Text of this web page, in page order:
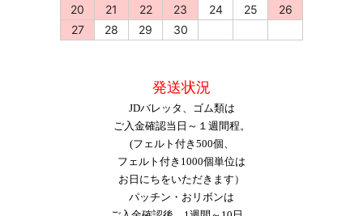
20
21 22 23 24 25
26
27
28 29 30
発送状況
JDバレッタ、ゴム類は
ご入金確認当日～１週間程。
(フェルト付き500個、
フェルト付き1000個単位は
お日にちをいただきます）
パッチン・おリボンは